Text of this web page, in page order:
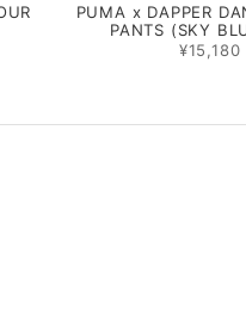
PUMA x DAPPER
PANTS (SKY
¥15,180